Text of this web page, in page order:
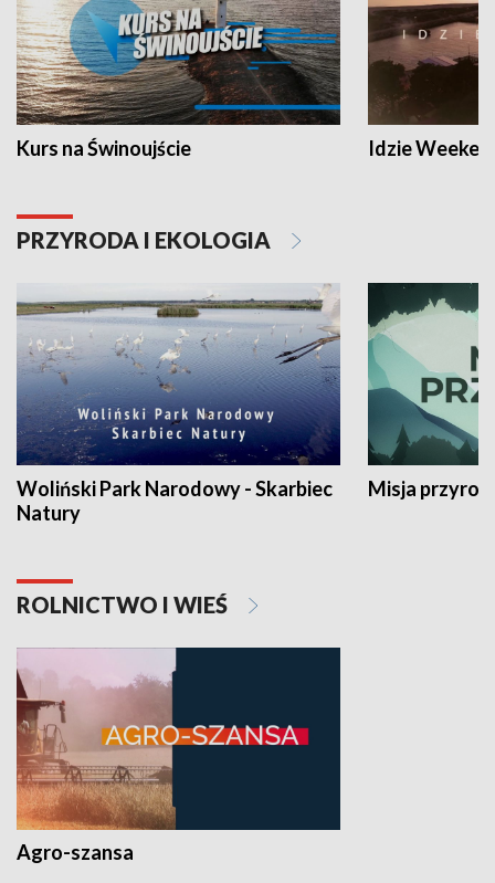
Kurs na Świnoujście Idzie
PRZYRODA I EKOLOGIA
Woliński Park Narodowy - Skarbiec
Natury
Misja
ROLNICTWO I WIEŚ
Agro-szansa